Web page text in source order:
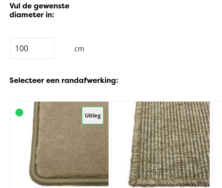
Vul de gewenste
diameter in:
cm
Selecteer een randafwerking:
Uitleg